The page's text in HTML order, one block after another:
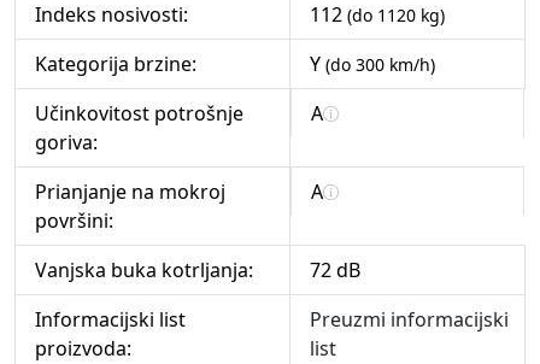
Indeks nosivosti:
112 (do 1120 kg)
Kategorija brzine: Y (do 300 km/h)
Učinkovitost potrošnje
goriva:
A
Prianjanje na mokroj
površini:
A
Vanjska buka kotrljanja:
72 dB
Informacijski list
proizvoda:
Preuzmi informacijski
list